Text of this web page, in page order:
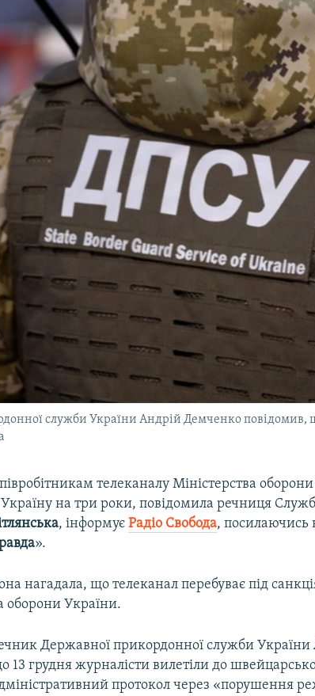
служби України Андрій Демченко повідомив,
телеканалу Міністерства оборони
на три роки, повідомила речниця
, інформуєРадіо Свобода, посилаючись
».
нагадала, що телеканал перебуває під
оборони України.
Державної прикордонної служби України
13 грудня журналісти вилетіли до
протокол через «порушення